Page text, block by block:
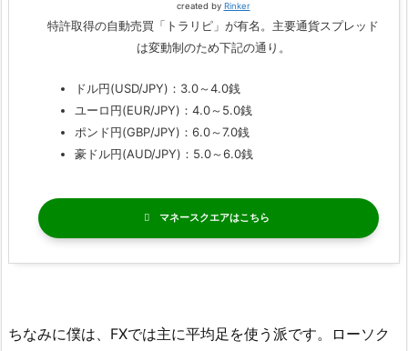
created by Rinker
特許取得の自動売買「トラリピ」が有名。主要通貨スプレッド
は変動制のため下記の通り。
ドル円(USD/JPY)：3.0～4.0銭
ユーロ円(EUR/JPY)：4.0～5.0銭
ポンド円(GBP/JPY)：6.0～7.0銭
豪ドル円(AUD/JPY)：5.0～6.0銭
マネースクエア
ちなみに僕は、FXでは主に平均足を使う派です。ローソク